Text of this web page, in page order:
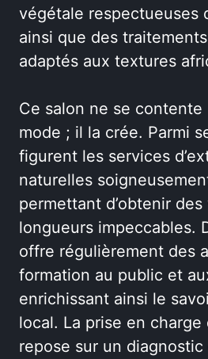
végétale respectueuses
ainsi que des
adaptés aux textures
Ce salon ne se contente
mode ; il la crée. Parmi
figurent les services
naturelles
permettant d’obtenir
longueurs impeccables.
offre régulièrement des
formation au public et
enrichissant ainsi le
local. La prise en
repose sur un diagnostic